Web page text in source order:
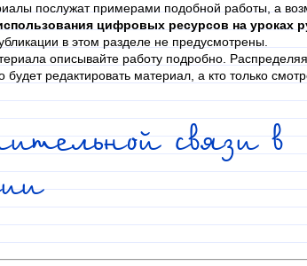
послужат примерами подобной работы, а
цифровых ресурсов на уроках
в этом разделе не предусмотрены.
описывайте работу подробно.
редактировать материал, а кто только
связи в